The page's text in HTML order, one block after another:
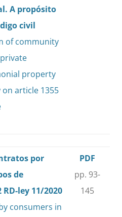
A propósito
civil
of community
property
article 1355
por
de
ley 11/2020
consumers in
PDF
pp. 93-
145